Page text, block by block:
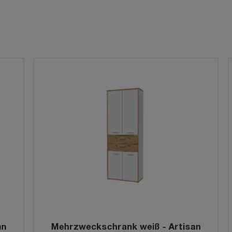
Mehrzweckschrank weiß - Artisan